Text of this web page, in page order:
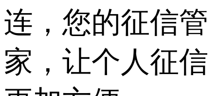
连，您的征信管
家，让个人征信